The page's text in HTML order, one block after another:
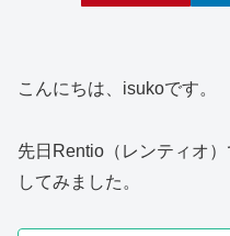
こんにちは、isukoです。
先日Rentio（レンティオ
してみました。